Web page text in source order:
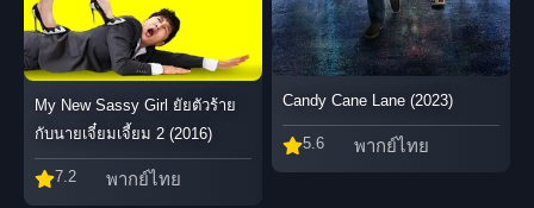
My New Sassy Girl ยัยตัวร้าย
กับนายเจี๋ยมเจี้ยม 2 (2016)
7.2 พากย์ไทย
Candy Cane Lane (2023)
5.6 พากย์ไทย